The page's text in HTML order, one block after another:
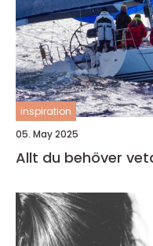
inspiration
05. May 2025
Allt du behöver